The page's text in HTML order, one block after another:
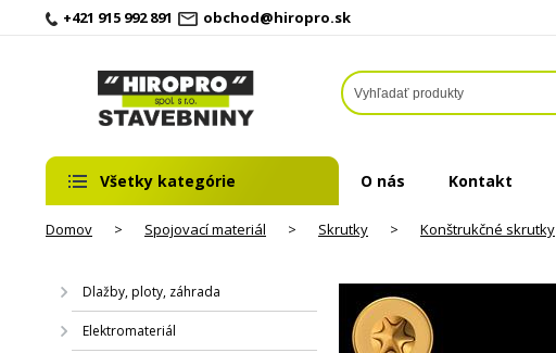
+421 915 992 891 obchod@hiropro.sk
Všetky kategórie O nás Kontakt
Domov > Spojovací materiál > Skrutky > Konštrukčné skrutky
Dlažby, ploty, záhrada
Elektromateriál